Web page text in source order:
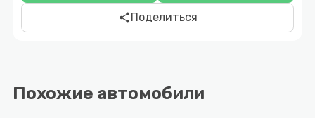
shareПоделиться
Похожие автомобили